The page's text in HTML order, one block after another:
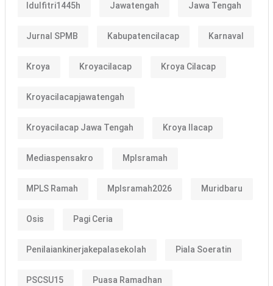
Idulfitri1445h Jawatengah Jawa Tengah
Jurnal SPMB Kabupatencilacap Karnaval
Kroya Kroyacilacap Kroya Cilacap
Kroyacilacapjawatengah
Kroyacilacap Jawa Tengah Kroya Ilacap
Mediaspensakro Mplsramah
MPLS Ramah Mplsramah2026 Muridbaru
Osis Pagi Ceria
Penilaiankinerjakepalasekolah Piala Soeratin
PSCSU15 Puasa Ramadhan